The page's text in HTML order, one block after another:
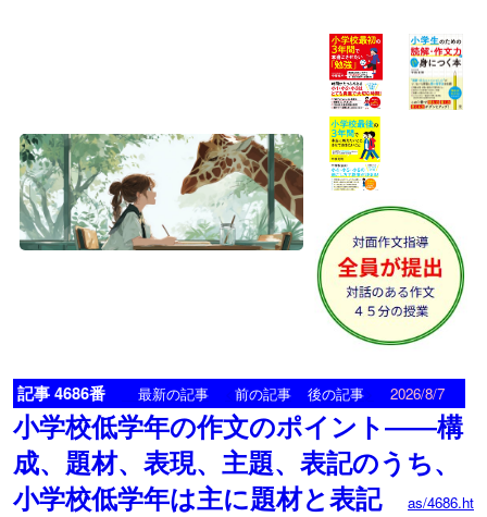
記事 4686番 最新の記事 前の記事 後の記事 2026/8/7
小学校低学年の作文のポイント――構
成、題材、表現、主題、表記のうち、
小学校低学年は主に題材と表記
as/4686.ht